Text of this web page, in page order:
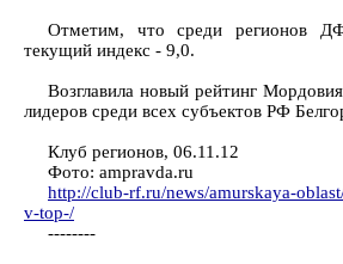
Отметим, что среди регионов
текущий индекс - 9,0.
Возглавила новый рейтинг
лидеров среди всех субъектов РФ
Клуб регионов, 06.11.12
Фото: ampravda.ru
http://club-rf.ru/news/amurskaya-
v-top-/
--------